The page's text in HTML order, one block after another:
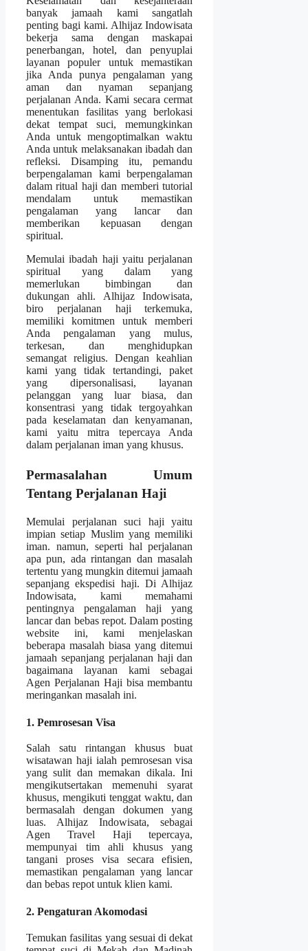
banyak jamaah kami sangatlah
penting bagi kami. Alhijaz Indowisata
bekerja sama dengan maskapai
penerbangan, hotel, dan penyuplai
layanan populer untuk memastikan
jika Anda punya pengalaman yang
aman dan nyaman sepanjang
perjalanan Anda. Kami secara cermat
menentukan fasilitas yang berlokasi
dekat tempat suci, memungkinkan
Anda untuk mengoptimalkan waktu
Anda untuk melaksanakan ibadah dan
refleksi. Disamping itu, pemandu
berpengalaman kami berpengalaman
dalam ritual haji dan memberi tutorial
mendalam untuk memastikan
pengalaman yang lancar dan
memberikan kepuasan dengan
spiritual.
Memulai ibadah haji yaitu perjalanan
spiritual yang dalam yang
memerlukan bimbingan dan
dukungan ahli. Alhijaz Indowisata,
biro perjalanan haji terkemuka,
memiliki komitmen untuk memberi
Anda pengalaman yang mulus,
terkesan, dan menghidupkan
semangat religius. Dengan keahlian
kami yang tidak tertandingi, paket
yang dipersonalisasi, layanan
pelanggan yang luar biasa, dan
konsentrasi yang tidak tergoyahkan
pada keselamatan dan kenyamanan,
kami yaitu mitra tepercaya Anda
dalam perjalanan iman yang khusus.
Permasalahan Umum
Tentang Perjalanan Haji
Memulai perjalanan suci haji yaitu
impian setiap Muslim yang memiliki
iman. namun, seperti hal perjalanan
apa pun, ada rintangan dan masalah
tertentu yang mungkin ditemui jamaah
sepanjang ekspedisi haji. Di Alhijaz
Indowisata, kami memahami
pentingnya pengalaman haji yang
lancar dan bebas repot. Dalam posting
website ini, kami menjelaskan
beberapa masalah biasa yang ditemui
jamaah sepanjang perjalanan haji dan
bagaimana layanan kami sebagai
Agen Perjalanan Haji bisa membantu
meringankan masalah ini.
1. Pemrosesan Visa
Salah satu rintangan khusus buat
wisatawan haji ialah pemrosesan visa
yang sulit dan memakan dikala. Ini
mengikutsertakan memenuhi syarat
khusus, mengikuti tenggat waktu, dan
bermasalah dengan dokumen yang
luas. Alhijaz Indowisata, sebagai
Agen Travel Haji tepercaya,
mempunyai tim ahli khusus yang
tangani proses visa secara efisien,
memastikan pengalaman yang lancar
dan bebas repot untuk klien kami.
2. Pengaturan Akomodasi
Temukan fasilitas yang sesuai di dekat